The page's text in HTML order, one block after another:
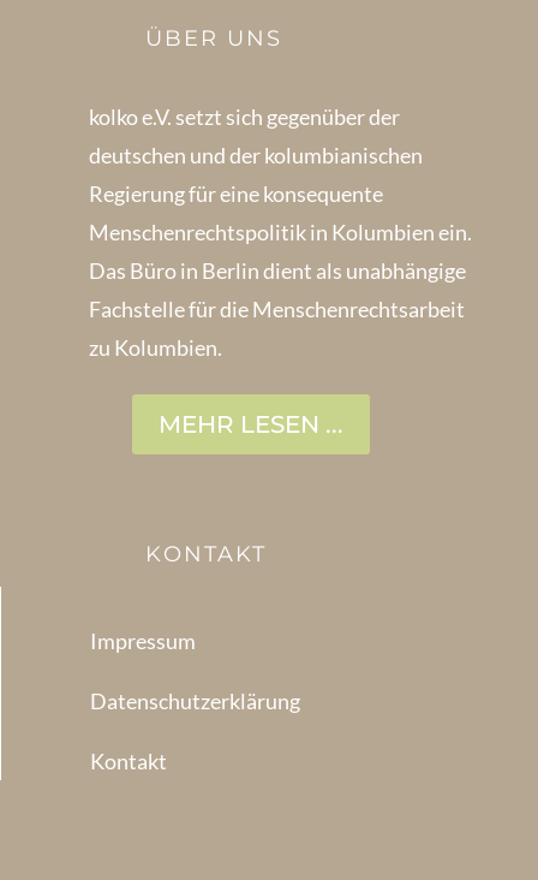
ÜBER UNS
kolko e.V. setzt sich gegenüber der
deutschen und der kolumbianischen
Regierung für eine konsequente
Menschenrechts­politik in Kolum­bien ein.
Das Büro in Berlin dient als unabhängige
Fachstelle für die Menschen­rechtsarbeit
zu Kolumbien.
MEHR LESEN ...
KONTAKT
Impressum
Datenschutzerklärung
Kontakt